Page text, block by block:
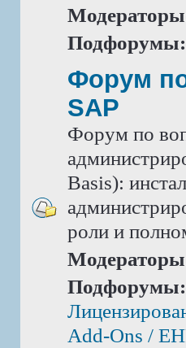
Подфорумы:
Форум
SAP
Форум по
Basis):
роли и
Подфорумы:
Add-Ons /